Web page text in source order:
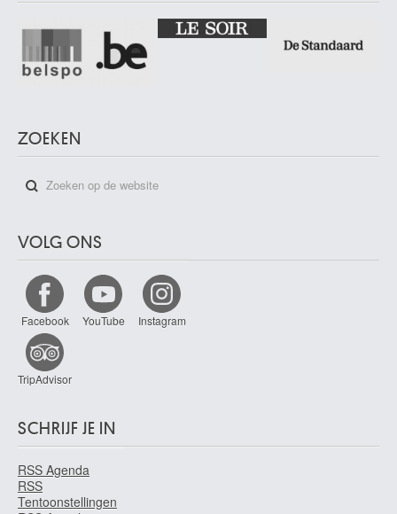
ZOEKEN
VOLG ONS
Facebook YouTube Instagram
TripAdvisor
SCHRIJF JE IN
RSS Agenda
RSS
Tentoonstellingen